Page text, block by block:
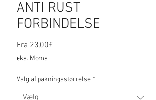
ANTI RUST
FORBINDELSE
Fra 23,00£
eks. Moms
Valg af pakningsstørrelse *